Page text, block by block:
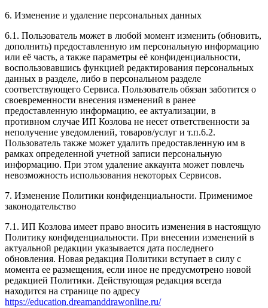
6. Изменение и удаление персональных данных
6.1. Пользователь может в любой момент изменить (обновить,
дополнить) предоставленную им персональную информацию
или её часть, а также параметры её конфиденциальности,
воспользовавшись функцией редактирования персональных
данных в разделе, либо в персональном разделе
соответствующего Сервиса. Пользователь обязан заботится о
своевременности внесения изменений в ранее
предоставленную информацию, ее актуализации, в
противном случае ИП Козлова не несет ответственности за
неполучение уведомлений, товаров/услуг и т.п.6.2.
Пользователь также может удалить предоставленную им в
рамках определенной учетной записи персональную
информацию. При этом удаление аккаунта может повлечь
невозможность использования некоторых Сервисов.
7. Изменение Политики конфиденциальности. Применимое
законодательство
7.1. ИП Козлова имеет право вносить изменения в настоящую
Политику конфиденциальности. При внесении изменений в
актуальной редакции указывается дата последнего
обновления. Новая редакция Политики вступает в силу с
момента ее размещения, если иное не предусмотрено новой
редакцией Политики. Действующая редакция всегда
находится на странице по адресу
https://education.dreamanddrawonline.ru/